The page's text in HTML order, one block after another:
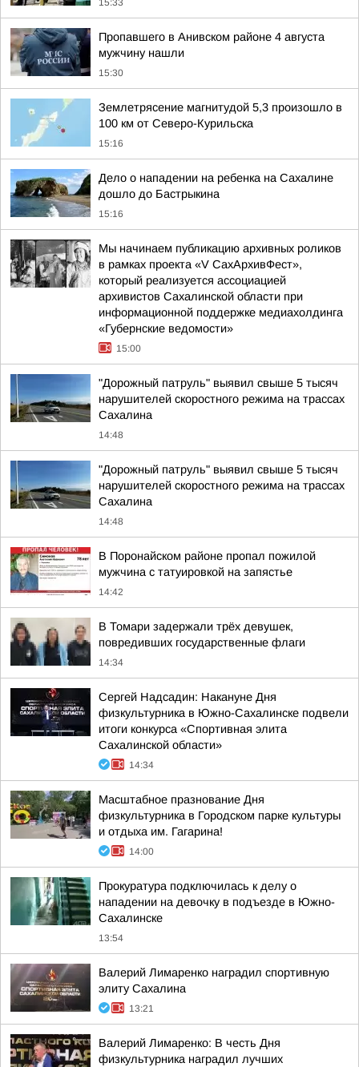
15:33
Пропавшего в Анивском районе 4 августа
мужчину нашли
15:30
Землетрясение магнитудой 5,3 произошло в
100 км от Северо-Курильска
15:16
Дело о нападении на ребенка на Сахалине
дошло до Бастрыкина
15:16
Мы начинаем публикацию архивных роликов
в рамках проекта «V СахАрхивФест»,
который реализуется ассоциацией
архивистов Сахалинской области при
информационной поддержке медиахолдинга
«Губернские ведомости»
15:00
"Дорожный патруль" выявил свыше 5 тысяч
нарушителей скоростного режима на трассах
Сахалина
14:48
"Дорожный патруль" выявил свыше 5 тысяч
нарушителей скоростного режима на трассах
Сахалина
14:48
В Поронайском районе пропал пожилой
мужчина с татуировкой на запястье
14:42
В Томари задержали трёх девушек,
повредивших государственные флаги
14:34
Сергей Надсадин: Накануне Дня
физкультурника в Южно-Сахалинске подвели
итоги конкурса «Спортивная элита
Сахалинской области»
14:34
Масштабное празнование Дня
физкультурника в Городском парке культуры
и отдыха им. Гагарина!
14:00
Прокуратура подключилась к делу о
нападении на девочку в подъезде в Южно-
Сахалинске
13:54
Валерий Лимаренко наградил спортивную
элиту Сахалина
13:21
Валерий Лимаренко: В честь Дня
физкультурника наградил лучших